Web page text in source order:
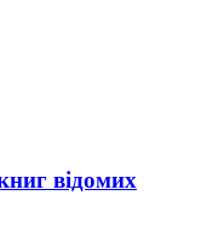
відомих